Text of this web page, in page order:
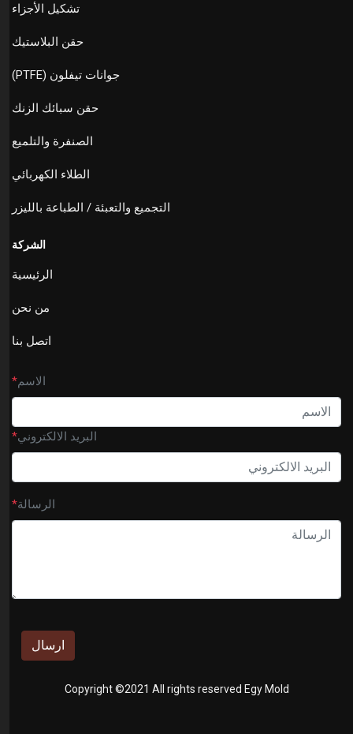
تشكيل الأجزاء
حقن البلاستيك
جوانات تيفلون (PTFE)
حقن سبائك الزنك
الصنفرة والتلميع
الطلاء الكهربائي
التجميع والتعبئة / الطباعة بالليزر
الشركة
الرئيسية
من نحن
اتصل بنا
الاسم*
البريد الالكتروني*
الرسالة*
ارسال
Copyright ©2021 All rights reserved Egy Mold